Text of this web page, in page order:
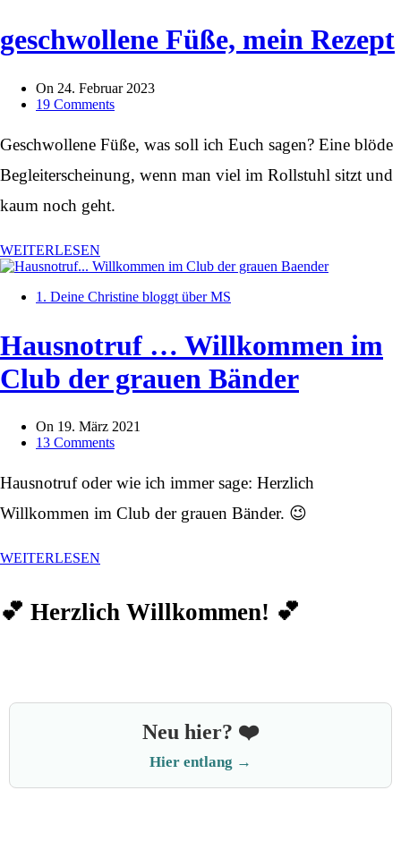
geschwollene Füße, mein Rezept
On 24. Februar 2023
19 Comments
Geschwollene Füße, was soll ich Euch sagen? Eine blöde
Begleiterscheinung, wenn man viel im Rollstuhl sitzt und
kaum noch geht.
WEITERLESEN
1. Deine Christine bloggt über MS
Hausnotruf … Willkommen im
Club der grauen Bänder
On 19. März 2021
13 Comments
Hausnotruf oder wie ich immer sage: Herzlich
Willkommen im Club der grauen Bänder. 😉
WEITERLESEN
💕 Herzlich Willkommen! 💕
Neu hier? ❤️
Hier entlang →